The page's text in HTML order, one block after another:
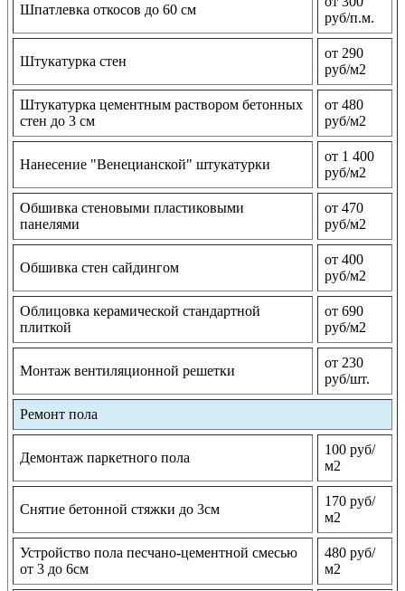
Шпатлевка откосов до 60 см
руб/п.м.
Штукатурка стен
от 290
руб/м2
Штукатурка цементным раствором бетонных
стен до 3 см
от 480
руб/м2
Нанесение "Венецианской" штукатурки
от 1 400
руб/м2
Обшивка стеновыми пластиковыми
панелями
от 470
руб/м2
Обшивка стен сайдингом
от 400
руб/м2
Облицовка керамической стандартной
плиткой
от 690
руб/м2
Монтаж вентиляционной решетки
от 230
руб/шт.
Ремонт пола
Демонтаж паркетного пола
100 руб/
м2
Снятие бетонной стяжки до 3см
170 руб/
м2
Устройство пола песчано-цементной смесью
от 3 до 6см
480 руб/
м2